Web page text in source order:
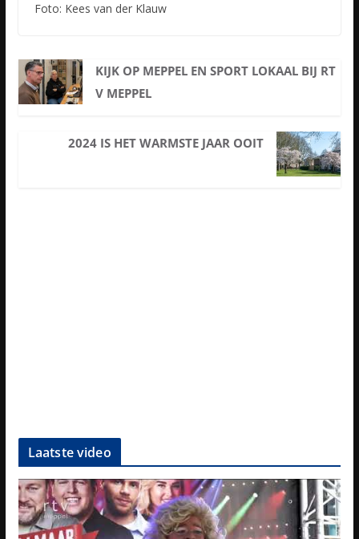
Foto: Kees van der Klauw
KIJK OP MEPPEL EN SPORT LOKAAL BIJ RT
V MEPPEL
2024 IS HET WARMSTE JAAR OOIT
Laatste video